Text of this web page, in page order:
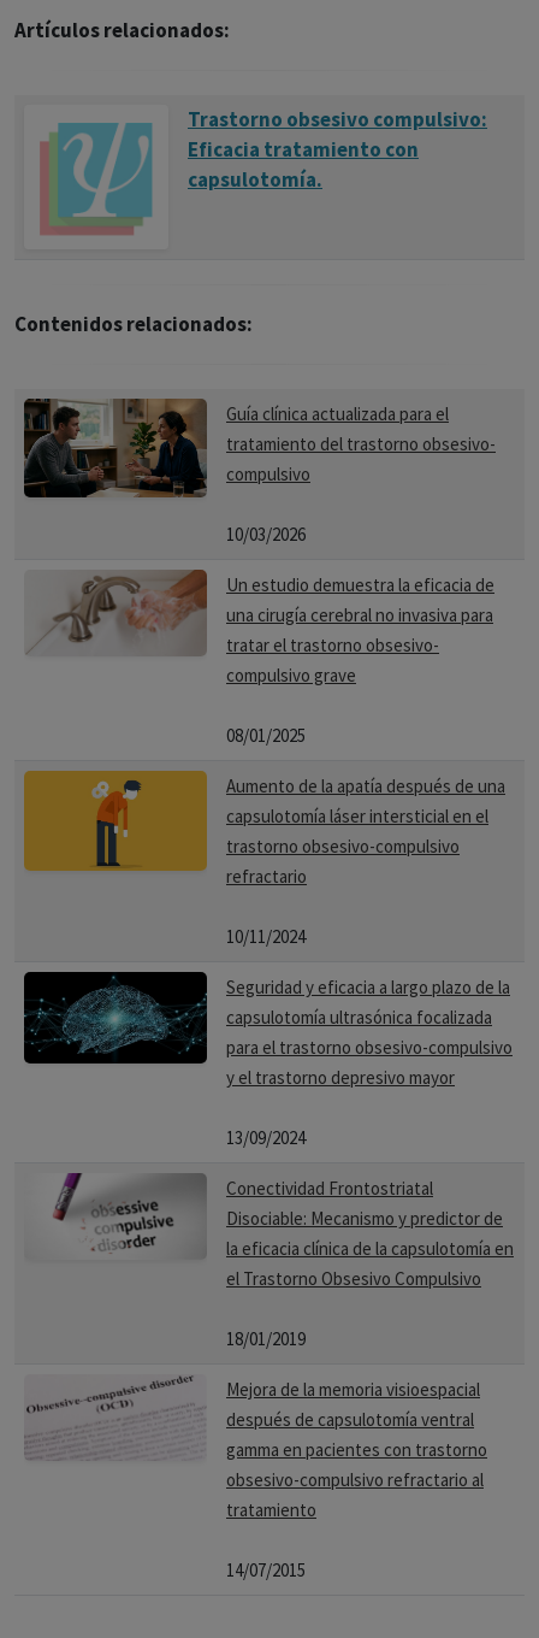
Artículos relacionados:
Trastorno obsesivo compulsivo:
Eficacia tratamiento con
capsulotomía.
Contenidos relacionados:
Guía clínica actualizada para el
tratamiento del trastorno obsesivo-
compulsivo
10/03/2026
Un estudio demuestra la eficacia de
una cirugía cerebral no invasiva para
tratar el trastorno obsesivo-
compulsivo grave
08/01/2025
Aumento de la apatía después de una
capsulotomía láser intersticial en el
trastorno obsesivo-compulsivo
refractario
10/11/2024
Seguridad y eficacia a largo plazo de la
capsulotomía ultrasónica focalizada
para el trastorno obsesivo-compulsivo
y el trastorno depresivo mayor
13/09/2024
Conectividad Frontostriatal
Disociable: Mecanismo y predictor de
la eficacia clínica de la capsulotomía en
el Trastorno Obsesivo Compulsivo
18/01/2019
Mejora de la memoria visioespacial
después de capsulotomía ventral
gamma en pacientes con trastorno
obsesivo-compulsivo refractario al
tratamiento
14/07/2015